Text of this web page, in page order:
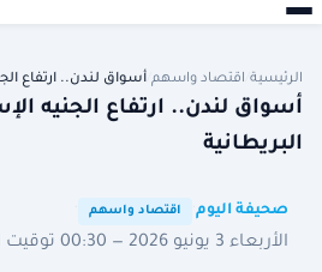
الرئيسية اقتصاد واسهم أسواق لندن.. ارتفاع
أسواق لندن.. ارتفاع الجنيه
البريطانية
صحيفة اليوم اقتصاد واسهم
الأربعاء 3 يونيو 2026 — 00:30 توقيت الرياض